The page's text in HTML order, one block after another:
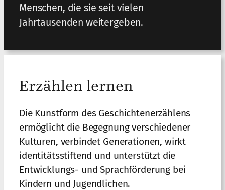
Menschen, die sie seit vielen
Jahrtausenden weitergeben.
Erzählen lernen
Die Kunstform des Geschichtenerzählens
ermöglicht die Begegnung verschiedener
Kulturen, verbindet Generationen, wirkt
identitätsstiftend und unterstützt die
Entwicklungs- und Sprachförderung bei
Kindern und Jugendlichen.